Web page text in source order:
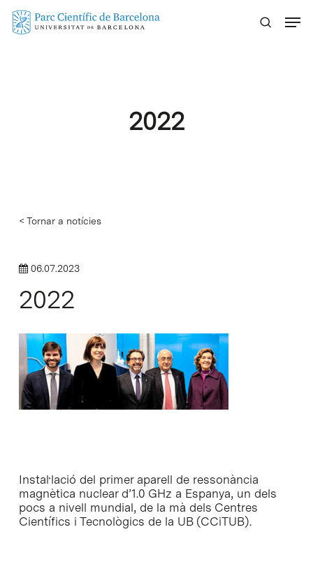
Skip
2022
< Tornar a notícies
06.07.2023
2022
Instal·lació del primer aparell de ressonància
magnètica nuclear d’1.0 GHz a Espanya, un dels
pocs a nivell mundial, de la mà dels Centres
Científics i Tecnològics de la UB (CCiTUB).